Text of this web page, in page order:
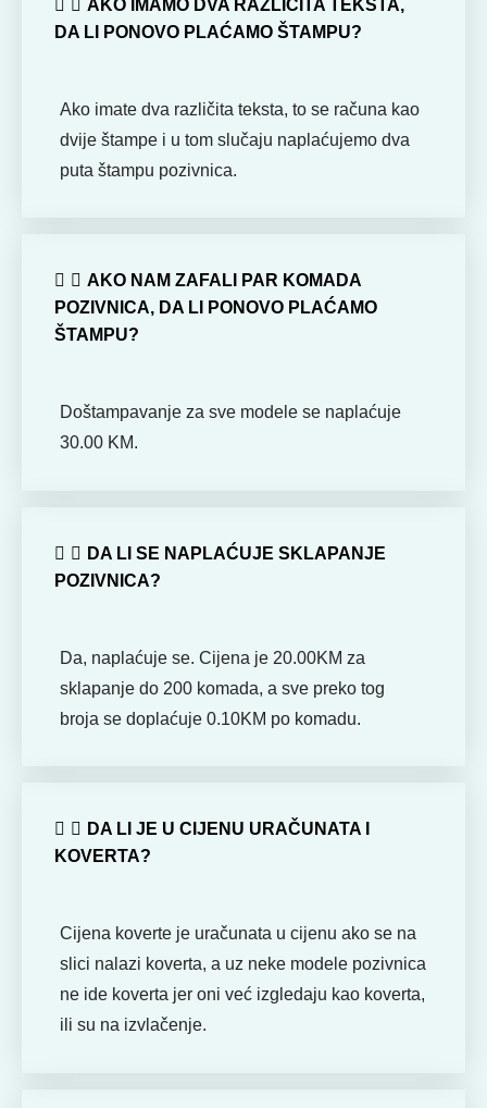
AKO IMAMO DVA RAZLIČITA TEKSTA,
DA LI PONOVO PLAĆAMO ŠTAMPU?
Ako imate dva različita teksta, to se računa kao
dvije štampe i u tom slučaju naplaćujemo dva
puta štampu pozivnica.
AKO NAM ZAFALI PAR KOMADA
POZIVNICA, DA LI PONOVO PLAĆAMO
ŠTAMPU?
Doštampavanje za sve modele se naplaćuje
30.00 KM.
DA LI SE NAPLAĆUJE SKLAPANJE
POZIVNICA?
Da, naplaćuje se. Cijena je 20.00KM za
sklapanje do 200 komada, a sve preko tog
broja se doplaćuje 0.10KM po komadu.
DA LI JE U CIJENU URAČUNATA I
KOVERTA?
Cijena koverte je uračunata u cijenu ako se na
slici nalazi koverta, a uz neke modele pozivnica
ne ide koverta jer oni već izgledaju kao koverta,
ili su na izvlačenje.